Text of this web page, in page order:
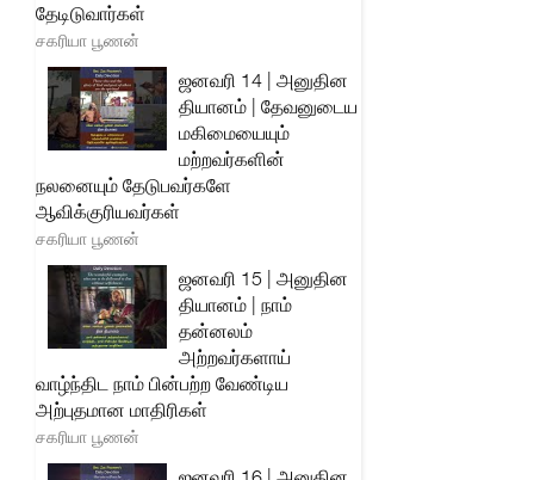
தேடிடுவார்கள்
சகரியா பூணன்
ஜனவரி 14 | அனுதின
தியானம் | தேவனுடைய
மகிமையையும்
மற்றவர்களின்
நலனையும் தேடுபவர்களே
ஆவிக்குரியவர்கள்
சகரியா பூணன்
ஜனவரி 15 | அனுதின
தியானம் | நாம்
தன்னலம்
அற்றவர்களாய்
வாழ்ந்திட நாம் பின்பற்ற வேண்டிய
அற்புதமான மாதிரிகள்
சகரியா பூணன்